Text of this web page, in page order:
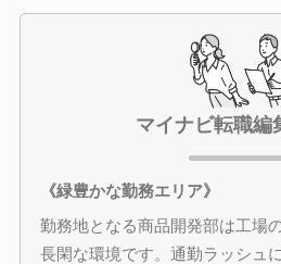
マイナビ転職編
《緑豊かな勤務エリア》
勤務地となる商品開発部は工場
長閑な環境です。通勤ラッシュ